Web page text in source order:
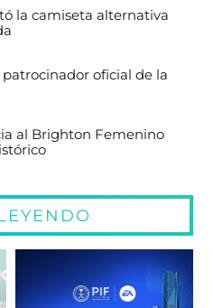
la camiseta alternativa
oficial de la
al Brighton Femenino